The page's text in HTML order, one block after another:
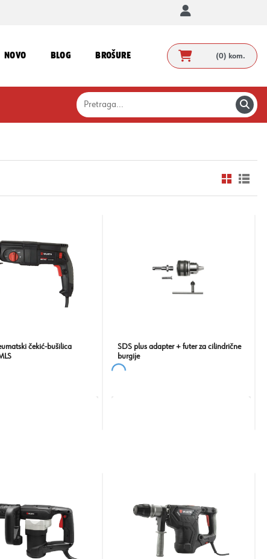
NOVO BLOG BROŠURE (0) kom.
čekić-bušilica
SDS plus adapter + futer za cilindrične
burgije